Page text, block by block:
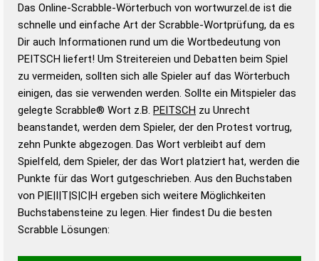
Wortwurzel liefert mit Hilfe eines semantischen
Wortanalyse-Algorithmus gute Anhaltspunkte zu
Wortbedeutung, Worttrennung und Wortform, um die
Gültigkeit eines Wortes für das Scrabble-Spiel zu
bestimmen!
zugelassene Turnier Scrabble-
Wörterbücher sind:
Duden – Standardwerk in 12 Bänden
Duden – Richtiges und gutes
Deutsch
Duden – Die deutsche Grammatik
Duden – Deutsches
Das Online-Scrabble-Wörterbuch von wortwurzel.de ist die
schnelle und einfache Art der Scrabble-Wortprüfung, da es
Dir auch Informationen rund um die Wortbedeutung von
PEITSCH liefert! Um Streitereien und Debatten beim Spiel
zu vermeiden, sollten sich alle Spieler auf das Wörterbuch
einigen, das sie verwenden werden. Sollte ein Mitspieler das
gelegte Scrabble® Wort z.B. PEITSCH zu Unrecht
beanstandet, werden dem Spieler, der den Protest vortrug,
zehn Punkte abgezogen. Das Wort verbleibt auf dem
Spielfeld, dem Spieler, der das Wort platziert hat, werden die
Punkte für das Wort gutgeschrieben. Aus den Buchstaben
von P|E|I|T|S|C|H ergeben sich weitere Möglichkeiten
Buchstabensteine zu legen. Hier findest Du die besten
Scrabble Lösungen: